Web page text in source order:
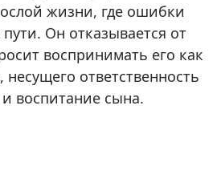
жизни, где ошибки
Он отказывается от
воспринимать его как
ответственность
воспитание сына.